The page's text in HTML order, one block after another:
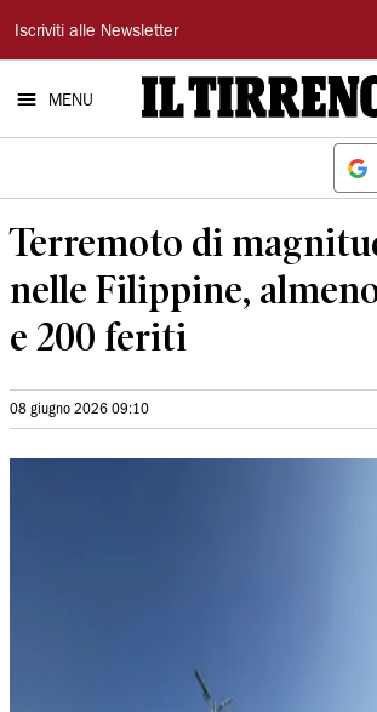
Il
Tirreno
Iscriviti alle Newsletter
MENU
Terremoto di
nelle Filippine,
e 200 feriti
08 giugno 2026 09:10